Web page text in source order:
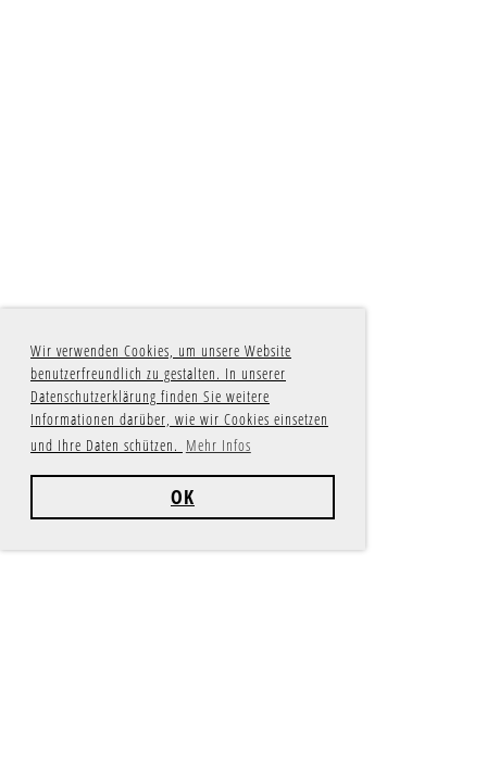
Wir verwenden Cookies, um unsere Website
benutzerfreundlich zu gestalten. In unserer
Datenschutzerklärung finden Sie weitere
Informationen darüber, wie wir Cookies einsetzen
und Ihre Daten schützen. Mehr Infos
OK